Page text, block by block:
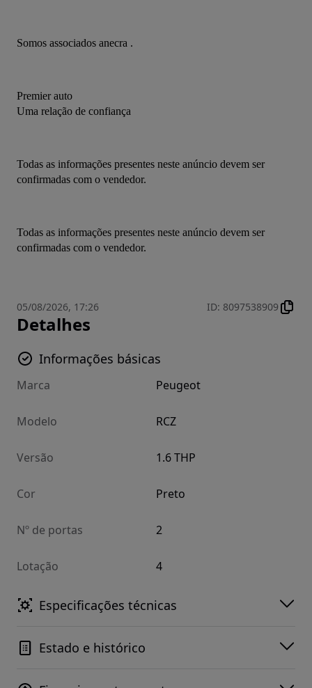
Somos associados anecra .
Premier auto
Uma relação de confiança
Todas as informações presentes neste anúncio devem ser
confirmadas com o vendedor.
Todas as informações presentes neste anúncio devem ser
confirmadas com o vendedor.
05/08/2026, 17:26 ID: 8097538909
Detalhes
Informações básicas
Marca Peugeot
Modelo RCZ
Versão 1.6 THP
Cor Preto
Nº de portas 2
Lotação 4
Especificações técnicas
Estado e histórico